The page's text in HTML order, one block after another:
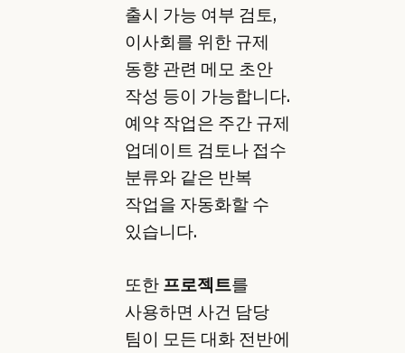
출시 가능 여부 검토,
이사회를 위한 규제
동향 관련 메모 초안
작성 등이 가능합니다.
예약 작업은 주간 규제
업데이트 검토나 접수
분류와 같은 반복
작업을 자동화할 수
있습니다.
또한 프로젝트를
사용하면 사건 담당
팀이 모든 대화 전반에